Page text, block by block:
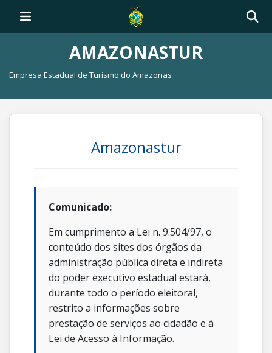
AMAZONASTUR
Empresa Estadual de Turismo do Amazonas
Amazonastur
Comunicado:
Em cumprimento a Lei n. 9.504/97, o
conteúdo dos sites dos órgãos da
administração pública direta e indireta
do poder executivo estadual estará,
durante todo o período eleitoral,
restrito a informações sobre
prestação de serviços ao cidadão e à
Lei de Acesso à Informação.